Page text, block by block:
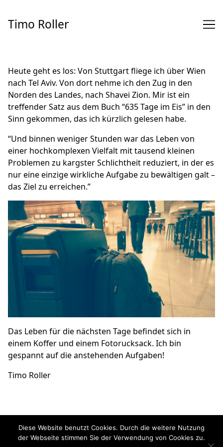
Content
Timo Roller
Heute geht es los: Von Stuttgart fliege ich über Wien
nach Tel Aviv. Von dort nehme ich den Zug in den
Norden des Landes, nach Shavei Zion. Mir ist ein
treffender Satz aus dem Buch “635 Tage im Eis” in den
Sinn gekommen, das ich kürzlich gelesen habe.
“Und binnen weniger Stunden war das Leben von
einer hochkomplexen Vielfalt mit tausend kleinen
Problemen zu kargster Schlichtheit reduziert, in der es
nur eine einzige wirkliche Aufgabe zu bewältigen galt –
das Ziel zu erreichen.”
Das Leben für die nächsten Tage befindet sich in
einem Koffer und einem Fotorucksack. Ich bin
gespannt auf die anstehenden Aufgaben!
Timo Roller
Diese Website benutzt Cookies. Durch die weitere Nutzung
der Webseite stimmen Sie der Verwendung von Cookies zu.